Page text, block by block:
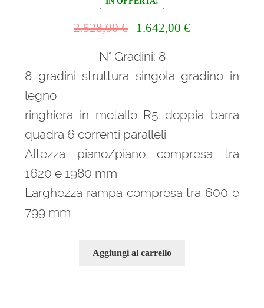
2.528,00€
originale
era:
2.528,00 €.
1.642,00 €Il
N° Gradini: 8
8 gradini struttura singola gradino in
legno
ringhiera in metallo R5 doppia barra
quadra 6 correnti paralleli
Altezza piano/piano compresa tra
1620 e 1980 mm
Larghezza rampa compresa tra 600 e
799 mm
Aggiungi al carrello